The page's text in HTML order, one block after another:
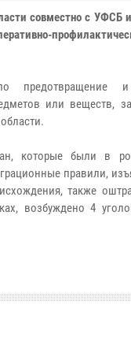
совместно с УФСБ
предотвращение и
или веществ,
которые были в
правили,
также
возбуждено 4